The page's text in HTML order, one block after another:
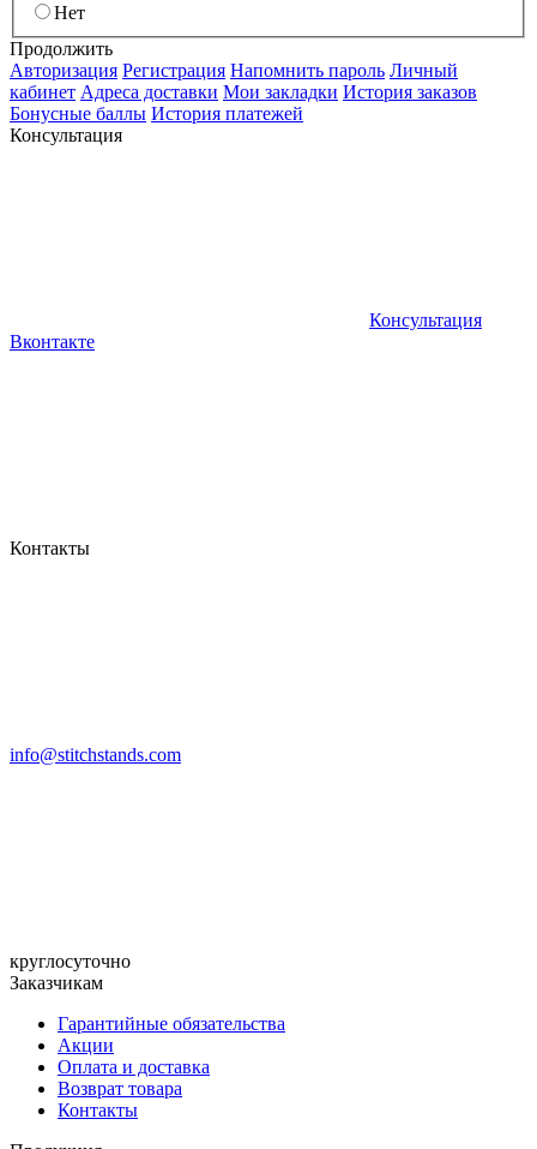
Нет
Продолжить
Авторизация Регистрация Напомнить пароль Личный
кабинет Адреса доставки Мои закладки История заказов
Бонусные баллы История платежей
Консультация
Консультация
Вконтакте
Контакты
info@stitchstands.com
круглосуточно
Заказчикам
Гарантийные обязательства
Акции
Оплата и доставка
Возврат товара
Контакты